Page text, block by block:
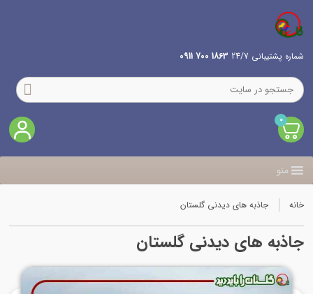
شماره پشتیبانی 24/7 1863 700 0911
0
منو
خانه جاذبه های دیدنی گلستان
جاذبه های دیدنی گلستان